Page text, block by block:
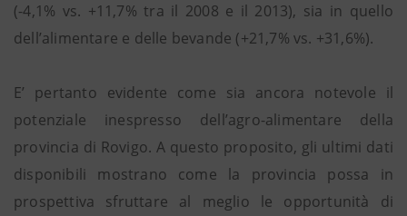
(-4,1% vs. +11,7% tra il 2008 e il 2013), sia in quello
dell’alimentare e delle bevande (+21,7% vs. +31,6%).
E’ pertanto evidente come sia ancora notevole il
potenziale inespresso dell’agro-alimentare della
provincia di Rovigo. A questo proposito, gli ultimi dati
disponibili mostrano come la provincia possa in
prospettiva sfruttare al meglio le opportunità di